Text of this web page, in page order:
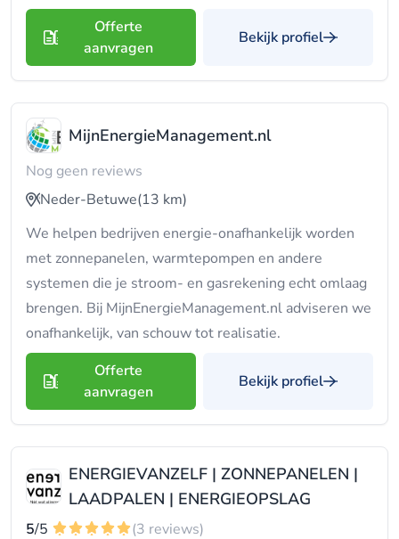
Offerte
aanvragen
Bekijk profiel
MijnEnergieManagement.nl
Nog geen reviews
Neder-Betuwe(13 km)
We helpen bedrijven energie-onafhankelijk worden
met zonnepanelen, warmtepompen en andere
systemen die je stroom- en gasrekening echt omlaag
brengen. Bij MijnEnergieManagement.nl adviseren we
onafhankelijk, van schouw tot realisatie.
Offerte
aanvragen
Bekijk profiel
ENERGIEVANZELF | ZONNEPANELEN |
LAADPALEN | ENERGIEOPSLAG
5/5
(3 reviews)